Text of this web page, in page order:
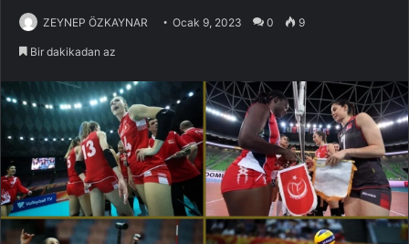
ZEYNEP ÖZKAYNAR Ocak 9, 2023 0 9
Bir dakikadan az